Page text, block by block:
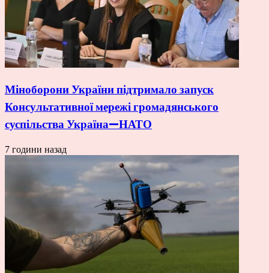
Міноборони України підтримало запуск
Консультативної мережі громадянського
суспільства Україна—НАТО
7 години назад